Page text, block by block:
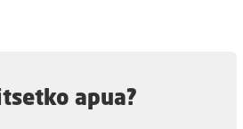
apua?